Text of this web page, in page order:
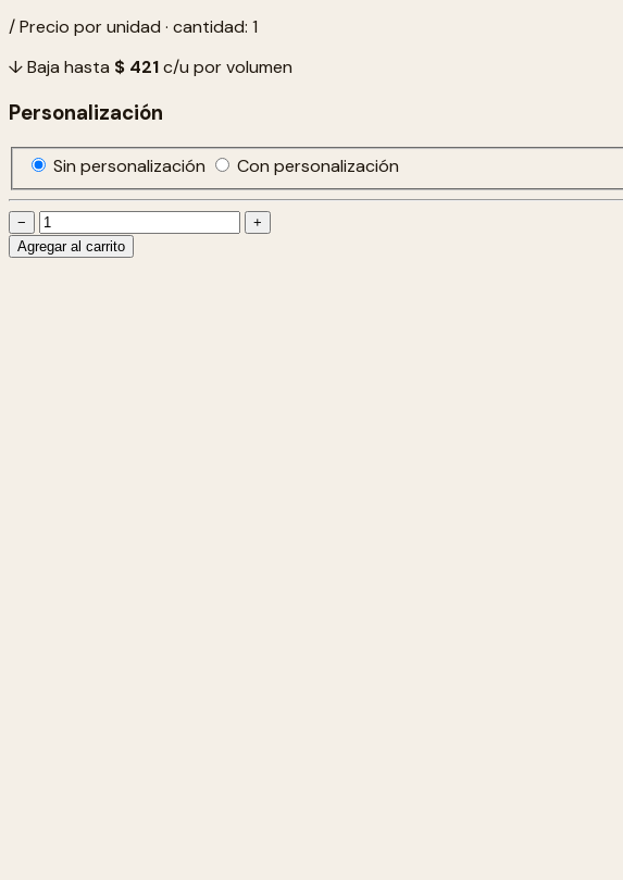
/ Precio por unidad · cantidad: 1
↓ Baja hasta $ 421c/u por volumen
Personalización
Sin personalización Con personalización
−
+
Agregar al carrito